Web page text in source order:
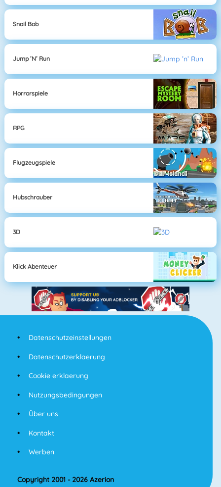
Snail Bob
Jump ’n’ Run
Horrorspiele
RPG
Flugzeugspiele
Hubschrauber
3D
Klick Abenteuer
Datenschutzeinstellungen
Datenschutzerklaerung
Cookie erklaerung
Nutzungsbedingungen
Über uns
Kontakt
Werben
Copyright 2001 - 2026 Azerion